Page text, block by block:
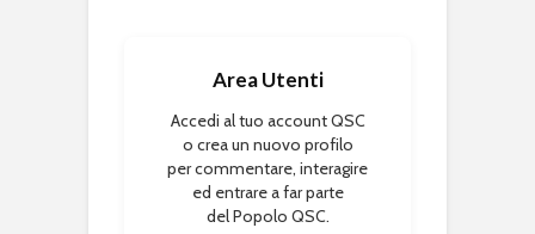
Area Utenti
Accedi al tuo account QSC
o crea un nuovo profilo
per commentare, interagire
ed entrare a far parte
del Popolo QSC.